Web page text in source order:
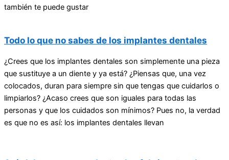
también te puede gustar
Todo lo que no sabes de los implantes dentales
¿Crees que los implantes dentales son simplemente una pieza
que sustituye a un diente y ya está? ¿Piensas que, una vez
colocados, duran para siempre sin que tengas que cuidarlos o
limpiarlos? ¿Acaso crees que son iguales para todas las
personas y que los cuidados son mínimos? Pues no, la verdad
es que no es así: los implantes dentales llevan